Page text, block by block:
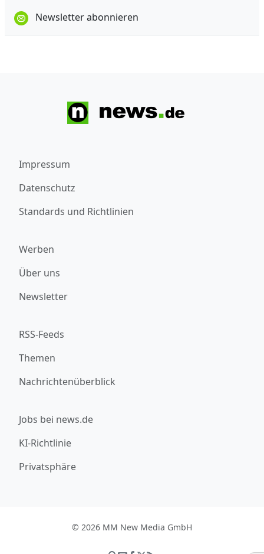
Newsletter abonnieren
Impressum
Datenschutz
Standards und Richtlinien
Werben
Über uns
Newsletter
RSS-Feeds
Themen
Nachrichtenüberblick
Jobs bei news.de
KI-Richtlinie
Privatsphäre
© 2026 MM New Media GmbH